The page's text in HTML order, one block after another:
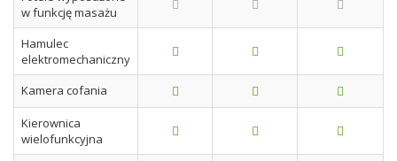
w funkcję masażu
Hamulec
elektromechaniczny
Kamera cofania
Kierownica
wielofunkcyjna